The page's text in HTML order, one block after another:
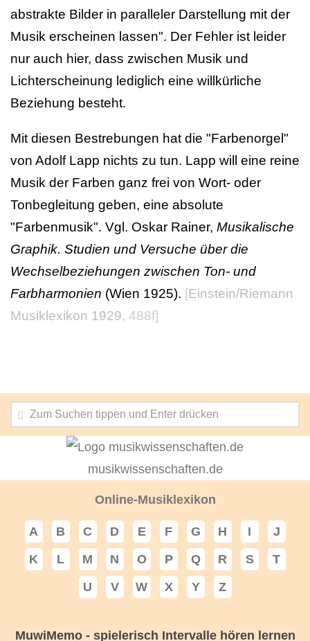
abstrakte Bilder in paralleler Darstellung mit der
Musik erscheinen lassen". Der Fehler ist leider
nur auch hier, dass zwischen Musik und
Lichterscheinung lediglich eine willkürliche
Beziehung besteht.
Mit diesen Bestrebungen hat die "Farbenorgel"
von Adolf Lapp nichts zu tun. Lapp will eine reine
Musik der Farben ganz frei von Wort- oder
Tonbegleitung geben, eine absolute
"Farbenmusik". Vgl. Oskar Rainer, Musikalische
Graphik. Studien und Versuche über die
Wechselbeziehungen zwischen Ton- und
Farbharmonien (Wien 1925). [Einstein/Riemann
Musiklexikon 1929, 488f]
musikwissenschaften.de
Online-Musiklexikon
A B C D E F G H I
J
K
L M N O P Q R S
T
U
V W X Y Z
MuwiMemo - spielerisch Intervalle hören lernen